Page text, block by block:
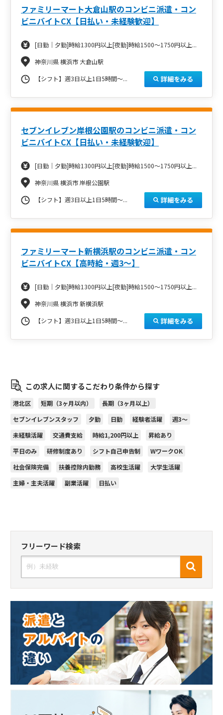
ファミリーマート大倉山駅のコンビニ派遣・コン
ビニバイトCX【日払い・未経験歓迎】
[日勤｜夕勤]時給1300円以上[夜勤]時給1500～1750円以上...
神奈川県 横浜市 大倉山駅
【シフト】週3日以上1日5時間～... 詳細をみる
セブンイレブン岸根公園駅のコンビニ派遣・コン
ビニバイトCX【日払い・未経験歓迎】
[日勤｜夕勤]時給1300円以上[夜勤]時給1500～1750円以上...
神奈川県 横浜市 岸根公園駅
【シフト】週3日以上1日5時間～... 詳細をみる
ファミリーマート新横浜駅のコンビニ派遣・コン
ビニバイトCX【高時給・週3～】
[日勤｜夕勤]時給1300円以上[夜勤]時給1500～1750円以上...
神奈川県 横浜市 新横浜駅
【シフト】週3日以上1日5時間～... 詳細をみる
この求人に関するこだわり条件から探す
港北区 短期（3ヶ月以内）
長期（3ヶ月以上）
セブンイレブンスタッフ
夕勤 日勤 経験者活躍
週3～
未経験活躍
交通費支給 時給1,200円以上
昇給あり
平日のみ
研修制度あり シフト自己申告制
WワークOK
社会保険完備
扶養控除内勤務 高校生活躍
大学生活躍
主婦・主夫活躍
副業活躍 日払い
フリーワード検索